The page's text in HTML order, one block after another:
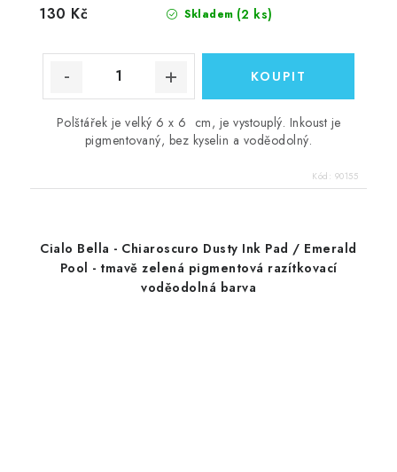
Skladem (2 ks)
130 Kč
Polštářek je velký 6 x 6 cm, je vystouplý. Inkoust je
pigmentovaný, bez kyselin a voděodolný.
Kód: 90155
Cialo Bella - Chiaroscuro Dusty Ink Pad / Emerald
Pool - tmavě zelená pigmentová razítkovací
voděodolná barva